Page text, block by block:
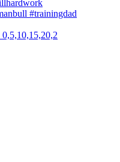
0,5,10,15,20,2